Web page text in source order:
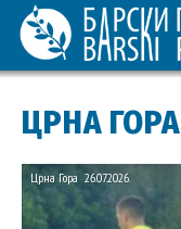
ЦРНА ГОРА
Црна Гора 26.07.2026.